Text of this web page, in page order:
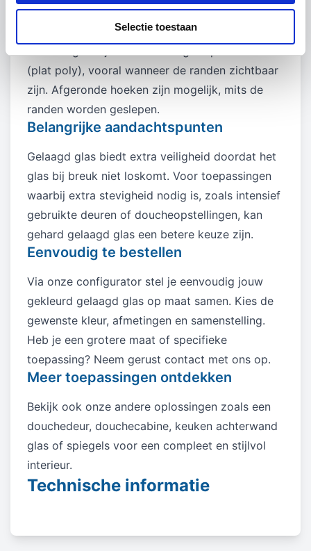
Selectie toestaan
leverbaar in verschillende diktes en
samenstellingen. Voor een strakke en veilige
(plat poly), vooral wanneer de randen zichtbaar
zijn. Afgeronde hoeken zijn mogelijk, mits de
randen worden geslepen.
Belangrijke aandachtspunten
Gelaagd glas biedt extra veiligheid doordat het
glas bij breuk niet loskomt. Voor toepassingen
waarbij extra stevigheid nodig is, zoals intensief
gebruikte deuren of doucheopstellingen, kan
gehard gelaagd glas een betere keuze zijn.
Eenvoudig te bestellen
Via onze configurator stel je eenvoudig jouw
gekleurd gelaagd glas op maat samen. Kies de
gewenste kleur, afmetingen en samenstelling.
Heb je een grotere maat of specifieke
toepassing? Neem gerust contact met ons op.
Meer toepassingen ontdekken
Bekijk ook onze andere oplossingen zoals een
douchedeur, douchecabine, keuken achterwand
glas of spiegels voor een compleet en stijlvol
interieur.
Technische informatie